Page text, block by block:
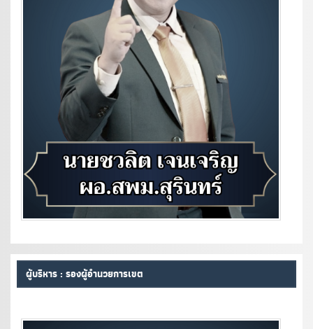
ผู้บริหาร : รองผู้อำนวยการเขต